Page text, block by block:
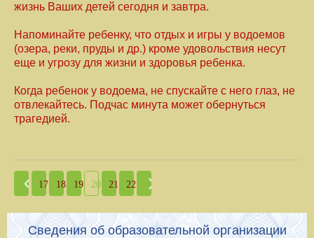
жизнь Ваших детей сегодня и завтра.
Напоминайте ребенку, что отдых и игры у водоемов
(озера, реки, пруды и др.) кроме удовольствия несут
еще и угрозу для жизни и здоровья ребенка.
Когда ребенок у водоема, не спускайте с него глаз, не
отвлекайтесь. Подчас минута может обернуться
трагедией.
17 18 19 20 21 22
Сведения об образовательной организации